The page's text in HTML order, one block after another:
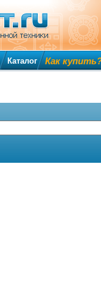
Каталог Как